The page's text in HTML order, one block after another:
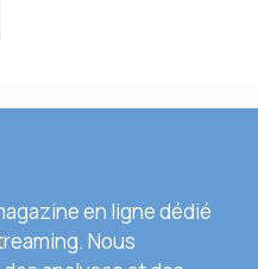
en ligne dédié
Nous